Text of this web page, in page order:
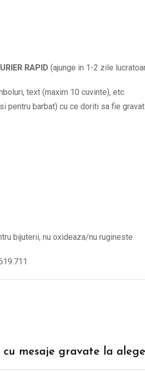
quantity
RAPID (ajunge in 1-2 zile
text (maxim 10 cuvinte), etc.
barbat) cu ce doriti sa fie
bijuterii, nu oxideaza/nu rugineste.
mesaje gravate la